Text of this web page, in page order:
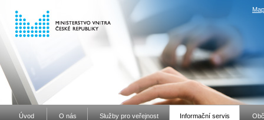
Úvod O nás Služby pro veřejnost Informační servis